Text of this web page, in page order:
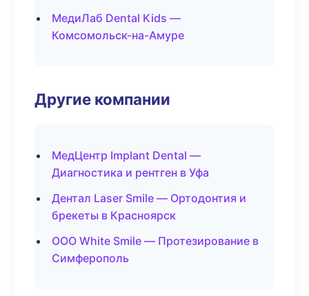
МедиЛаб Dental Kids —
Комсомольск-на-Амуре
Другие компании
МедЦентр Implant Dental —
Диагностика и рентген в Уфа
Дентал Laser Smile — Ортодонтия и
брекеты в Красноярск
ООО White Smile — Протезирование в
Симферополь